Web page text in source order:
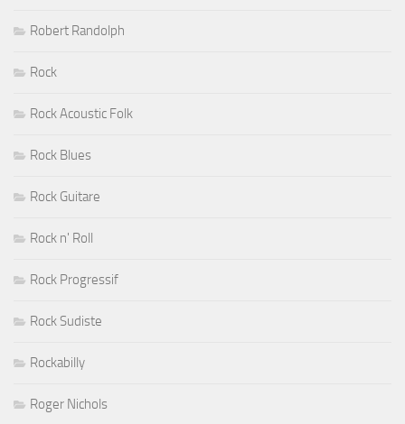
Robert Randolph
Rock
Rock Acoustic Folk
Rock Blues
Rock Guitare
Rock n' Roll
Rock Progressif
Rock Sudiste
Rockabilly
Roger Nichols